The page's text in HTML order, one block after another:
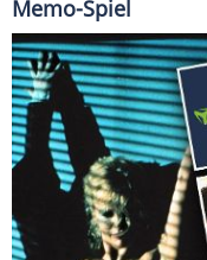
Memo-Spiel